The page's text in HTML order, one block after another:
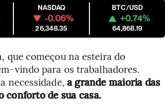
NASDAQ
-0.06%
26,348.35
BTC/USD
+0.74%
64,868.19
que começou na esteira do
vindo para os trabalhadores.
necessidade, a grande maioria das
conforto de sua casa.